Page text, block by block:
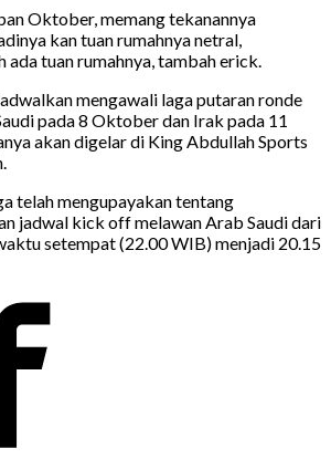
Oktober, memang tekanannya
kan tuan rumahnya netral,
ada tuan rumahnya, tambah erick.
mengawali laga putaran ronde
pada 8 Oktober dan Irak pada 11
akan digelar di King Abdullah Sports
telah mengupayakan tentang
jadwal kick off melawan Arab Saudi dari
setempat (22.00 WIB) menjadi 20.15